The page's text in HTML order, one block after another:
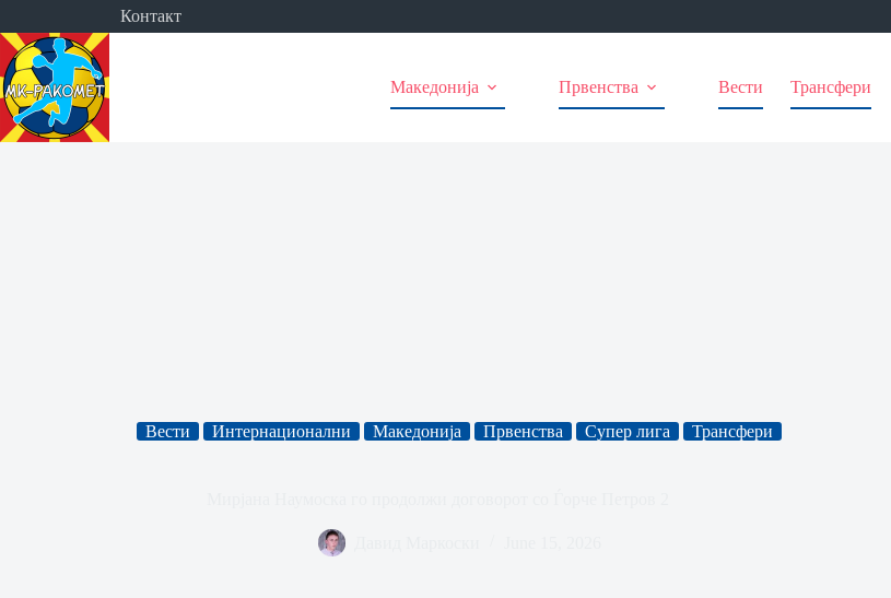
content
Контакт
Македонија Првенства Вести Трансфери
Вести Интернационални Македонија Првенства Супер лига Трансфери